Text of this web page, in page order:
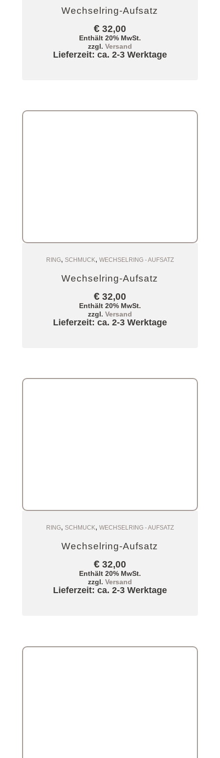
Wechselring-Aufsatz
€32,00
Enthält 20% MwSt.
zzgl. Versand
Lieferzeit: ca. 2-3 Werktage
Zum Warenkorb
RING, SCHMUCK, WECHSELRING - AUFSATZ
Wechselring-Aufsatz
€32,00
Enthält 20% MwSt.
zzgl. Versand
Lieferzeit: ca. 2-3 Werktage
Zum Warenkorb
RING, SCHMUCK, WECHSELRING - AUFSATZ
Wechselring-Aufsatz
€32,00
Enthält 20% MwSt.
zzgl. Versand
Lieferzeit: ca. 2-3 Werktage